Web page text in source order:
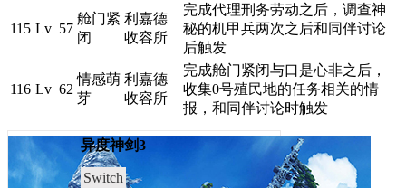
115 Lv 57
舱门紧
闭
利嘉德
收容所
完成代理刑务劳动之后，调查神
秘的机甲兵两次之后和同伴讨论
后触发
116 Lv 62
情感萌
芽
利嘉德
收容所
完成舱门紧闭与口是心非之后，
收集0号殖民地的任务相关的情
报，和同伴讨论时触发
异度神剑3
Switch